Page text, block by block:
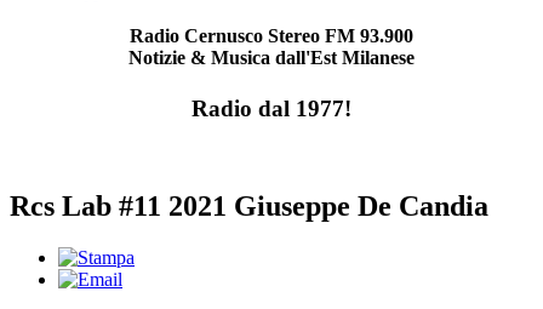
Radio Cernusco Stereo FM 93.900
Notizie & Musica dall'Est Milanese
Radio dal 1977!
Rcs Lab #11 2021 Giuseppe De Candia